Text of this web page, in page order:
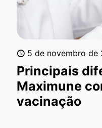
5 de novembro de
Principais
Maximune
vacinação